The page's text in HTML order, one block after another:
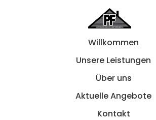
Willkommen
Unsere Leistungen
Über uns
Aktuelle Angebote
Kontakt